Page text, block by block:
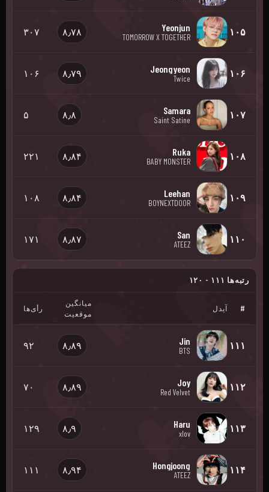
۱۰۵ Yeonjun
TOMORROW X TOGETHER ۸٫۷۸ ۳۰۷
۱۰۶ Jeongyeon
Twice ۸٫۷۹ ۱۰۶
۱۰۷ Samara
Saint Satine ۸٫۸ ۵
۱۰۸ Ruka
BABY MONSTER ۸٫۸۴ ۲۲۱
۱۰۹ Leehan
BOYNEXTDOOR ۸٫۸۴ ۱۰۸
۱۱۰ San
ATEEZ ۸٫۸۷ ۱۷۱
رتبه‌ها ۱۱۱ - ۱۲۰
# آیدل
میانگین
موقعیت
رأی‌ها
۱۱۱ Jin
BTS ۸٫۸۹ ۹۲
۱۱۲ Joy
Red Velvet ۸٫۸۹ ۷۰
۱۱۳ Haru
xlov ۸٫۹ ۱۲۹
۱۱۴ Hongjoong
ATEEZ ۸٫۹۴ ۱۱۱